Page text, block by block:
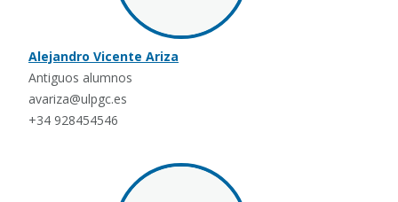
Alejandro Vicente Ariza
Antiguos alumnos
avariza@ulpgc.es
+34 928454546